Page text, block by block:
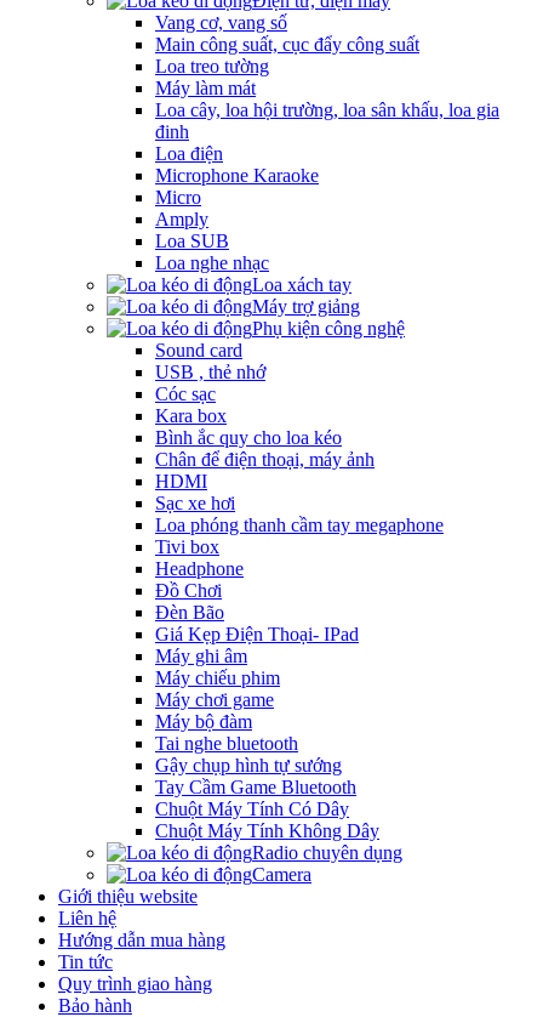
Vang cơ, vang số
Main công suất, cục đẩy công suất
Loa treo tường
Máy làm mát
Loa cây, loa hội trường, loa sân khấu, loa gia
đinh
Loa điện
Microphone Karaoke
Micro
Amply
Loa SUB
Loa nghe nhạc
Loa xách tay
Máy trợ giảng
Phụ kiện công nghệ
Sound card
USB , thẻ nhớ
Cóc sạc
Kara box
Bình ắc quy cho loa kéo
Chân để điện thoại, máy ảnh
HDMI
Sạc xe hơi
Loa phóng thanh cầm tay megaphone
Tivi box
Headphone
Đồ Chơi
Đèn Bão
Giá Kẹp Điện Thoại- IPad
Máy ghi âm
Máy chiếu phim
Máy chơi game
Máy bộ đàm
Tai nghe bluetooth
Gậy chụp hình tự sướng
Tay Cầm Game Bluetooth
Chuột Máy Tính Có Dây
Chuột Máy Tính Không Dây
Radio chuyên dụng
Camera
Giới thiệu website
Liên hệ
Hướng dẫn mua hàng
Tin tức
Quy trình giao hàng
Bảo hành